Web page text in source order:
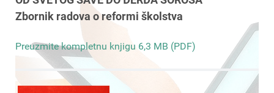
Zbornik radova o reformi školstva
Preuzmite kompletnu knjigu 6,3 MB (PDF)